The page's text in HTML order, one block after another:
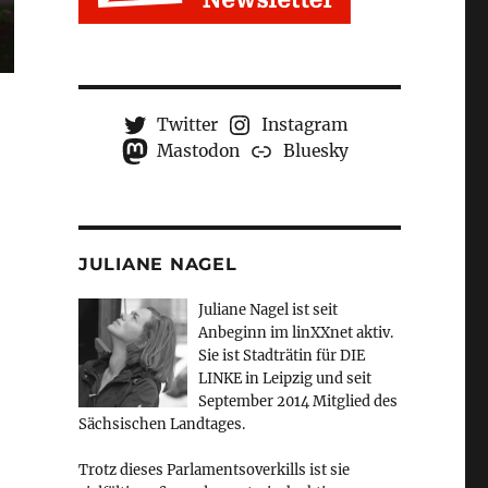
Twitter
Instagram
Mastodon
Bluesky
JULIANE NAGEL
Juliane Nagel ist seit
Anbeginnim linXXnet aktiv.
Sie ist Stadträtin für DIE
LINKE in Leipzig und seit
September 2014 Mitglied des
Sächsischen Landtages.
Trotz dieses Parlamentsoverkills ist sie